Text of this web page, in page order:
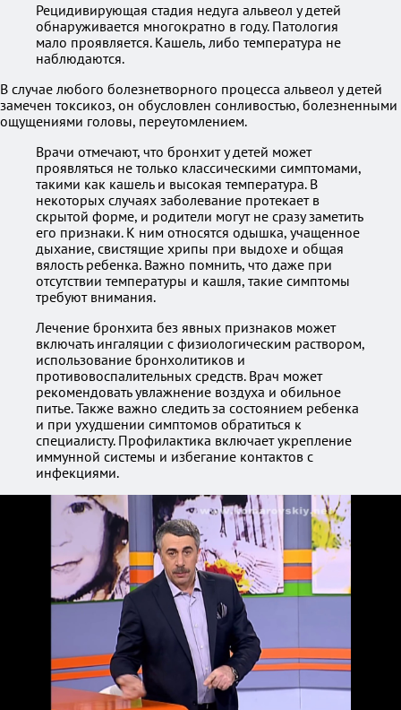
Рецидивирующая стадия недуга альвеол у детей
обнаруживается многократно в году. Патология
мало проявляется. Кашель, либо температура не
наблюдаются.
В случае любого болезнетворного процесса альвеол у детей
замечен токсикоз, он обусловлен сонливостью, болезненными
ощущениями головы, переутомлением.
Врачи отмечают, что бронхит у детей может
проявляться не только классическими симптомами,
такими как кашель и высокая температура. В
некоторых случаях заболевание протекает в
скрытой форме, и родители могут не сразу заметить
его признаки. К ним относятся одышка, учащенное
дыхание, свистящие хрипы при выдохе и общая
вялость ребенка. Важно помнить, что даже при
отсутствии температуры и кашля, такие симптомы
требуют внимания.
Лечение бронхита без явных признаков может
включать ингаляции с физиологическим раствором,
использование бронхолитиков и
противовоспалительных средств. Врач может
рекомендовать увлажнение воздуха и обильное
питье. Также важно следить за состоянием ребенка
и при ухудшении симптомов обратиться к
специалисту. Профилактика включает укрепление
иммунной системы и избегание контактов с
инфекциями.